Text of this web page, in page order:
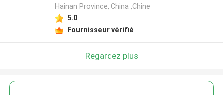
Hainan Province, China ,Chine
5.0
Fournisseur vérifié
Regardez plus